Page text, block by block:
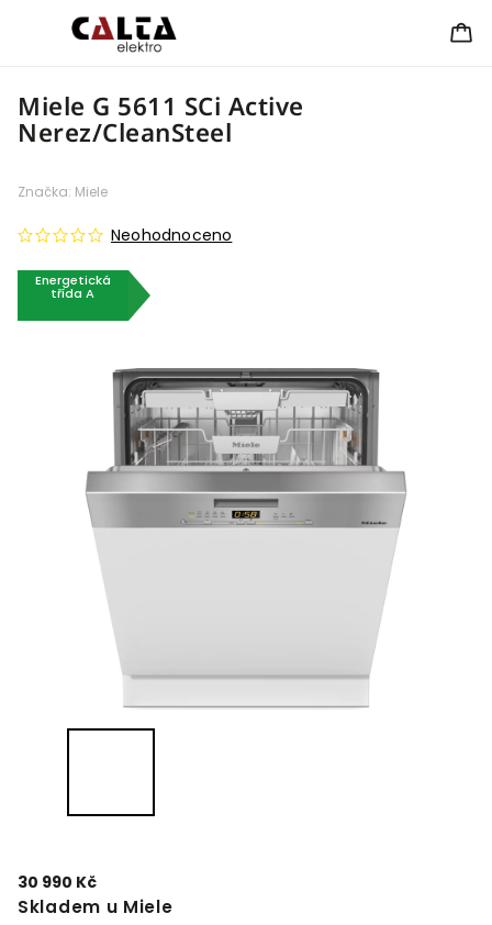
Miele G 5611 SCi Active
Nerez/CleanSteel
Energetická
třída A
Neohodnoceno
Značka: Miele
30 990 Kč
Skladem u Miele